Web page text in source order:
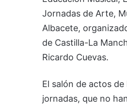
Jornadas de Arte,
Albacete,
de Castilla-La
Ricardo Cuevas.
El salón de actos
jornadas, que no